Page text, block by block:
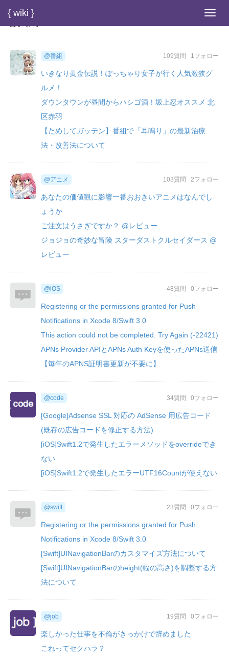
{ wiki }
109質問 1フォロー
@番組
いきなり黄金伝説！ぽっちゃり女子が行く人気激狭グ
ルメ！
ダウンタウンが昼間からハシゴ酒！坂上忍オススメ 北
区赤羽
【ためしてガッテン】番組で「耳鳴り」の最新治療
法・改善法について
103質問 2フォロー
@アニメ
あなたの価値観に影響一番おおきいアニメはなんでし
ょうか
ご注文はうさぎですか？ @レビュー
ジョジョの奇妙な冒険 スターダストクルセイダース @
レビュー
48質問 0フォロー
@iOS
Registering or the permissions granted for Push
Notifications in Xcode 8/Swift 3.0
This action could not be completed. Try Again (-22421)
APNs Provider APIとAPNs Auth Keyを使ったAPNs送信
【毎年のAPNS証明書更新が不要に】
34質問 0フォロー
@code
[Google]Adsense SSL 対応の AdSense 用広告コード
(既存の広告コードを修正する方法)
[iOS]Swift1.2で発生したエラーメソッドをoverrideでき
ない
[iOS]Swift1.2で発生したエラーUTF16Countが使えない
23質問 0フォロー
@swift
Registering or the permissions granted for Push
Notifications in Xcode 8/Swift 3.0
[Swift]UINavigationBarのカスタマイズ方法について
[Swift]UINavigationBarのheight(幅の高さ)を調整する方
法について
19質問 0フォロー
@job
楽しかった仕事を不倫がきっかけで辞めました
これってセクハラ？